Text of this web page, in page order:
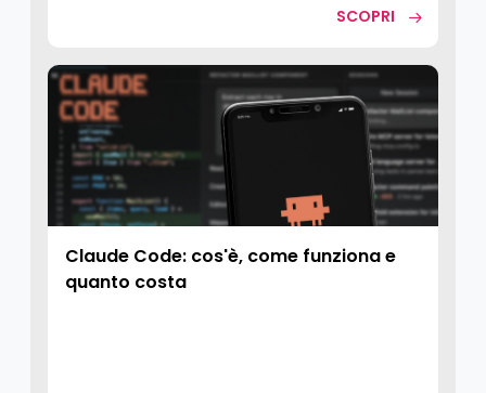
SCOPRI
Claude Code: cos'è, come funziona e
quanto costa